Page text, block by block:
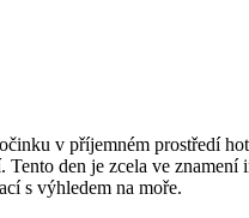
v příjemném prostředí
den je zcela ve
s výhledem na moře.